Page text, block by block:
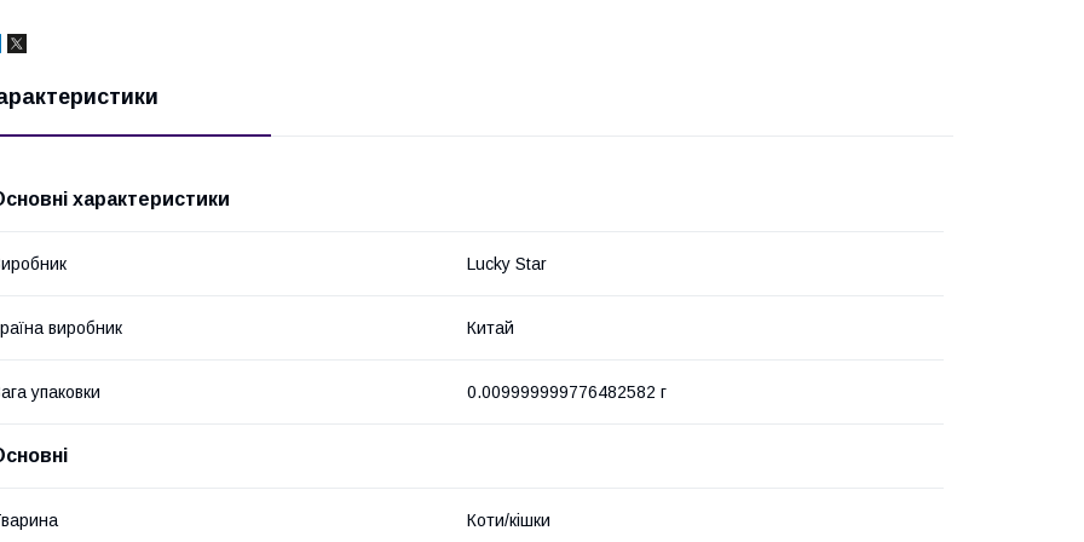
характеристики
Lucky Star
виробник Китай
упаковки 0.009999999776482582 г
Коти/кішки